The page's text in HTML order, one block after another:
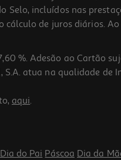
Selo, incluídos nas
de juros diários.
%. Adesão ao Cartão
atua na qualidade
aqui.
Dia do Pai Páscoa Dia da